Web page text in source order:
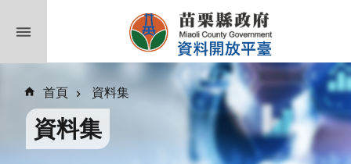
首頁 資料集
資料集